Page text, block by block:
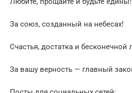
За союз, созданный на небесах!
Счастья, достатка и бесконечной
За вашу верность — главный